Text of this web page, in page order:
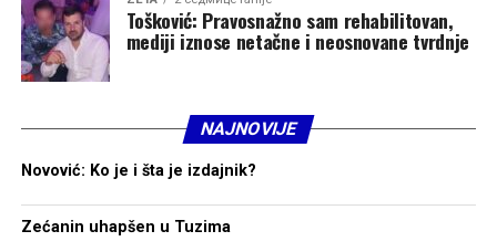
inteligencije. Ona ne provjerava svoje izvore.
„Zato je na vama da pažljivo obradite informacije koje
razmišljanje“, zaključio je Bersini.
Tošković: Pravosnažno sam rehabilitovan,
mediji iznose netačne i neosnovane tvrdnje
NAJNOVIJE
Novović: Ko je i šta je izdajnik?
Zećanin uhapšen u Tuzima